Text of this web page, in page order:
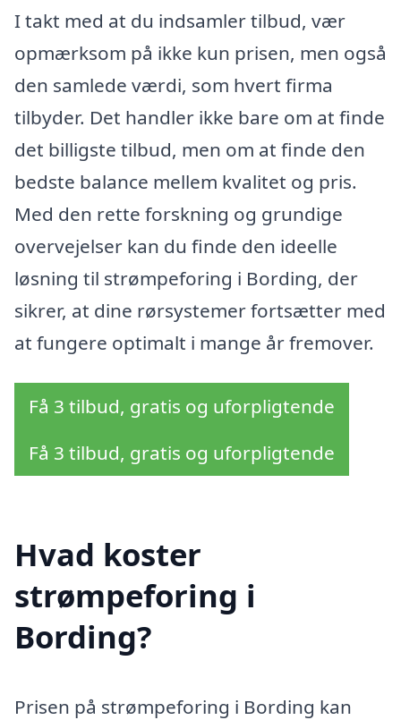
I takt med at du indsamler tilbud, vær
opmærksom på ikke kun prisen, men også
den samlede værdi, som hvert firma
tilbyder. Det handler ikke bare om at finde
det billigste tilbud, men om at finde den
bedste balance mellem kvalitet og pris.
Med den rette forskning og grundige
overvejelser kan du finde den ideelle
løsning til strømpeforing i Bording, der
sikrer, at dine rørsystemer fortsætter med
at fungere optimalt i mange år fremover.
Få 3 tilbud, gratis og uforpligtende
Få 3 tilbud, gratis og uforpligtende
Hvad koster
strømpeforing i
Bording?
Prisen på strømpeforing i Bording kan